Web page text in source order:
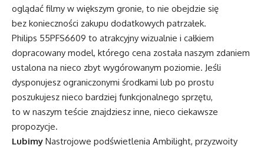
oglądać filmy w większym gronie, to nie obejdzie się
bez konieczności zakupu dodatkowych patrzałek.
Philips 55PFS6609 to atrakcyjny wizualnie i całkiem
dopracowany model, którego cena została naszym zdaniem
ustalona na nieco zbyt wygórowanym poziomie. Jeśli
dysponujesz ograniczonymi środkami lub po prostu
poszukujesz nieco bardziej funkcjonalnego sprzętu,
to w naszym teście znajdziesz inne, nieco ciekawsze
propozycje.
Lubimy Nastrojowe podświetlenia Ambilight, przyzwoity